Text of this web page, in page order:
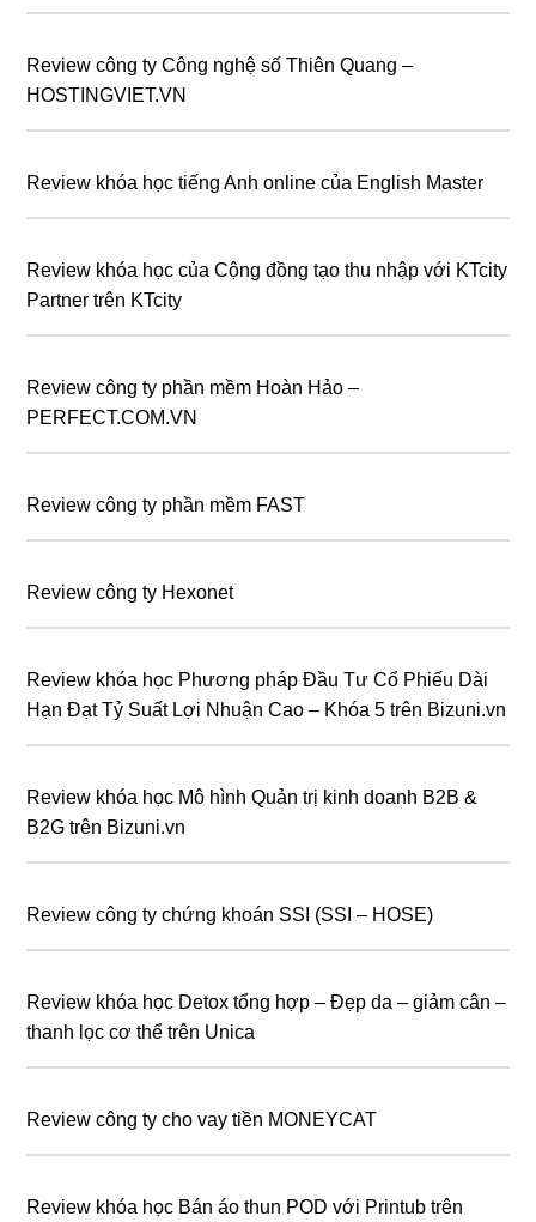
Review công ty Công nghệ số Thiên Quang –
HOSTINGVIET.VN
Review khóa học tiếng Anh online của English Master
Review khóa học của Cộng đồng tạo thu nhập với KTcity
Partner trên KTcity
Review công ty phần mềm Hoàn Hảo –
PERFECT.COM.VN
Review công ty phần mềm FAST
Review công ty Hexonet
Review khóa học Phương pháp Đầu Tư Cổ Phiếu Dài
Hạn Đạt Tỷ Suất Lợi Nhuận Cao – Khóa 5 trên Bizuni.vn
Review khóa học Mô hình Quản trị kinh doanh B2B &
B2G trên Bizuni.vn
Review công ty chứng khoán SSI (SSI – HOSE)
Review khóa học Detox tổng hợp – Đẹp da – giảm cân –
thanh lọc cơ thể trên Unica
Review công ty cho vay tiền MONEYCAT
Review khóa học Bán áo thun POD với Printub trên